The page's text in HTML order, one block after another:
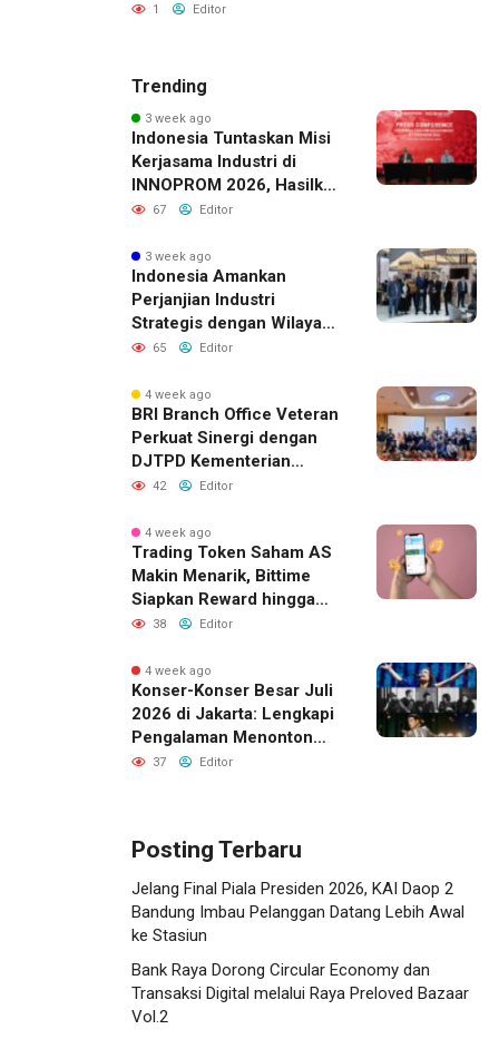
1 Editor
Trending
3 week ago
Indonesia Tuntaskan Misi
Kerjasama Industri di
INNOPROM 2026, Hasilkan
Belasan Kerja Sama
67 Editor
3 week ago
Indonesia Amankan
Perjanjian Industri
Strategis dengan Wilayah
Sverdlovsk, Rusia untuk
65 Editor
4 week ago
BRI Branch Office Veteran
Perkuat Sinergi dengan
DJTPD Kementerian
Komdigi RI melalui
Layanan BRI
42 Editor
4 week ago
Trading Token Saham AS
Makin Menarik, Bittime
Siapkan Reward hingga
Rp10 Juta
38 Editor
4 week ago
Konser-Konser Besar Juli
2026 di Jakarta: Lengkapi
Pengalaman Menonton
dengan Menginap Lebih
37 Editor
Posting Terbaru
Jelang Final Piala Presiden 2026, KAI Daop 2
Bandung Imbau Pelanggan Datang Lebih Awal
ke Stasiun
Bank Raya Dorong Circular Economy dan
Transaksi Digital melalui Raya Preloved Bazaar
Vol.2